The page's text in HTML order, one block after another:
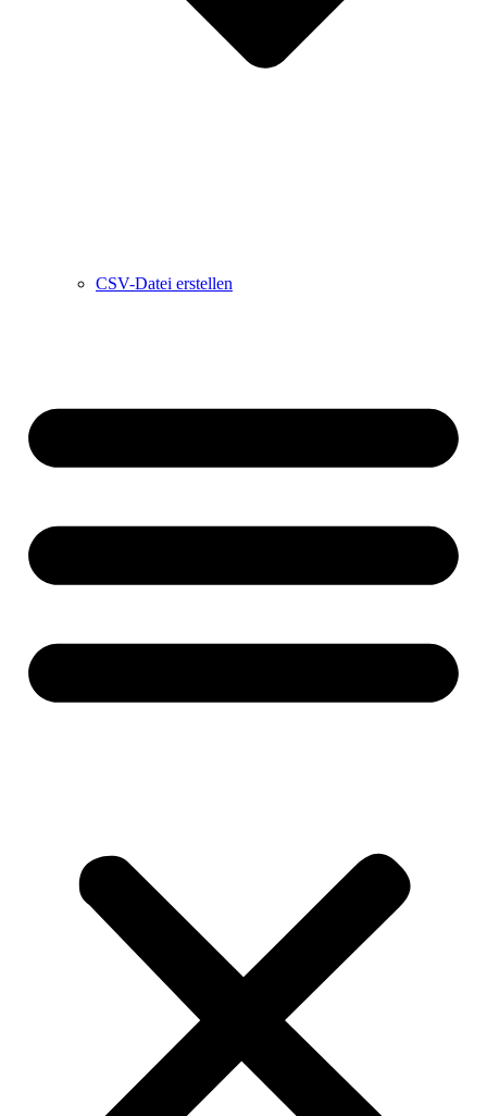
CSV-Datei erstellen